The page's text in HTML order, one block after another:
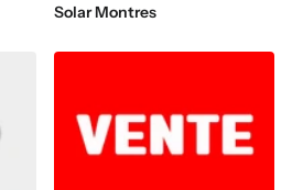
Solar Montres